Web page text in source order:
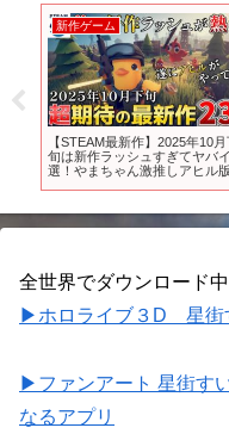
新作ゲーム
【STEAM最新作】2025年10月
旬は新作ラッシュすぎてヤバ
選！やまちゃん激推しアヒル
全世界でダウンロード
▶ホロライブ３D 星街
▶ファンアート 星街す
なるアプリ